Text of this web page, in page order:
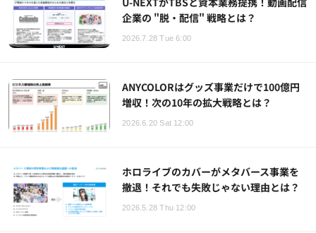
企業の "脱・配信" 戦略とは？
2026.7.28 Tue 6:00
ANYCOLORはグッズ事業だけで100億円
増収！次の10年の拡大戦略とは？
2026.6.20 Sat 12:00
ホロライブのカバーがメタバース事業を
撤退！それでも失敗じゃない理由とは？
2026.5.28 Thu 12:00